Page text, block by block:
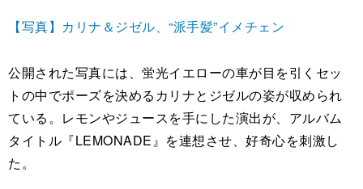
【写真】カリナ＆ジゼル、“派手髪”イメチェン
公開された写真には、蛍光イエローの車が目を引くセッ
トの中でポーズを決めるカリナとジゼルの姿が収められ
ている。レモンやジュースを手にした演出が、アルバム
タイトル『LEMONADE』を連想させ、好奇心を刺激し
た。